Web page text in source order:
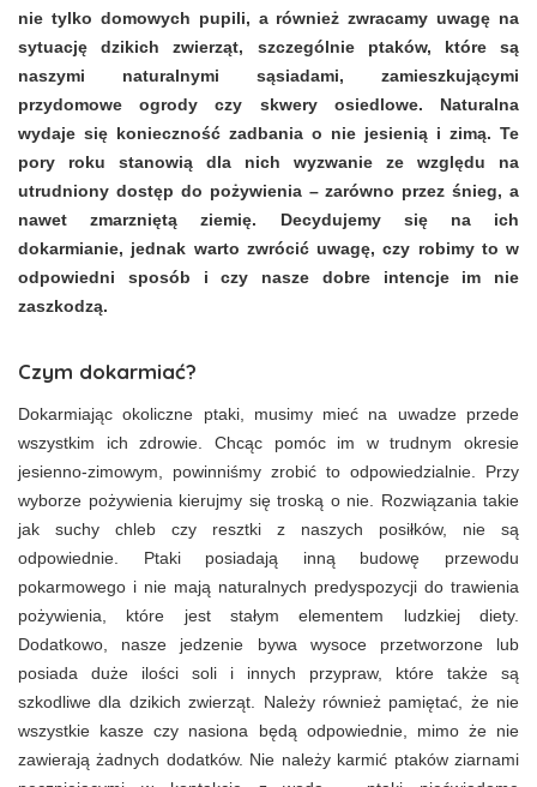
nie tylko domowych pupili, a również zwracamy uwagę na
sytuację dzikich zwierząt, szczególnie ptaków, które są
naszymi naturalnymi sąsiadami, zamieszkującymi
przydomowe ogrody czy skwery osiedlowe. Naturalna
wydaje się konieczność zadbania o nie jesienią i zimą. Te
pory roku stanowią dla nich wyzwanie ze względu na
utrudniony dostęp do pożywienia – zarówno przez śnieg, a
nawet zmarzniętą ziemię. Decydujemy się na ich
dokarmianie, jednak warto zwrócić uwagę, czy robimy to w
odpowiedni sposób i czy nasze dobre intencje im nie
zaszkodzą.
Czym dokarmiać?
Dokarmiając okoliczne ptaki, musimy mieć na uwadze przede
wszystkim ich zdrowie. Chcąc pomóc im w trudnym okresie
jesienno-zimowym, powinniśmy zrobić to odpowiedzialnie. Przy
wyborze pożywienia kierujmy się troską o nie. Rozwiązania takie
jak suchy chleb czy resztki z naszych posiłków, nie są
odpowiednie. Ptaki posiadają inną budowę przewodu
pokarmowego i nie mają naturalnych predyspozycji do trawienia
pożywienia, które jest stałym elementem ludzkiej diety.
Dodatkowo, nasze jedzenie bywa wysoce przetworzone lub
posiada duże ilości soli i innych przypraw, które także są
szkodliwe dla dzikich zwierząt. Należy również pamiętać, że nie
wszystkie kasze czy nasiona będą odpowiednie, mimo że nie
zawierają żadnych dodatków. Nie należy karmić ptaków ziarnami